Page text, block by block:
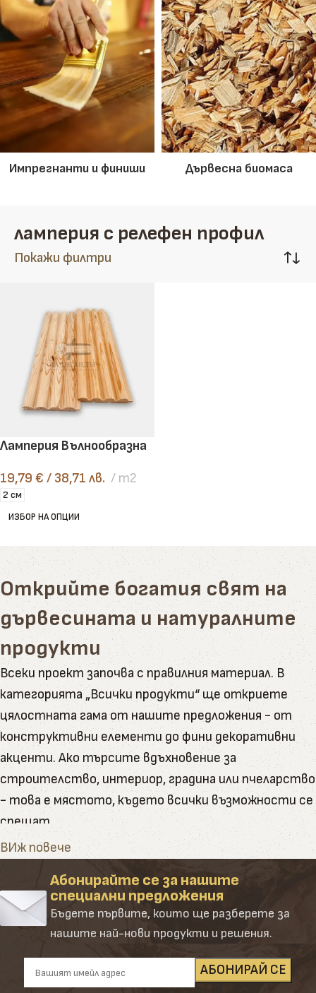
Импрегнанти и финиши Дървесна биомаса
ламперия с релефен профил
Покажи филтри
Ламперия Вълнообразна
19,79 € / 38,71 лв. m2
2 см
ИЗБОР НА ОПЦИИ
Открийте богатия свят на
дървесината и натуралните
продукти
Всеки проект започва с правилния материал. В
категорията „Всички продукти“ ще откриете
цялостната гама от нашите предложения - от
конструктивни елементи до фини декоративни
акценти. Ако търсите вдъхновение за
строителство, интериор, градина или пчеларство
- това е мястото, където всички възможности се
срещат.
Тук ще намерите пълната гама от артикули и
натурални продукти, които Палисандър предлага
Категорията обединява в себе си всички наши
основни направления – от сурови и обработени
дървени материали до завършени продукти и
аксесоари. Създадена е така, че да ориентира
клиента лесно и удобно сред десетките
ВИж повече
Абонирайте се за нашите
специални предложения
Бъдете първите, които ще разберете за
нашите най-нови продукти и решения.